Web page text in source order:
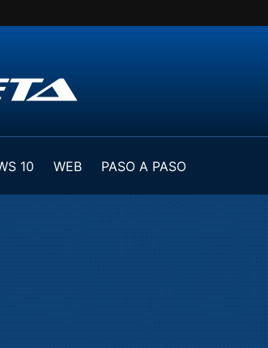
10 WEB
PASO A PASO